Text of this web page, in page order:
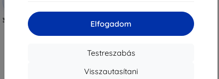
Elfogadom
Testreszabás
Visszautasítani
3MK Folia ARC+ Huawei P60 teljes
képernyős fólia (5903108522229)
4 490 Ft